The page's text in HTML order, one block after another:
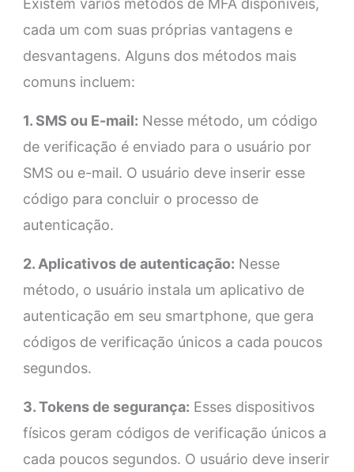
Existem vários métodos de MFA disponíveis,
cada um com suas próprias vantagens e
desvantagens. Alguns dos métodos mais
comuns incluem:
1. SMS ou E-mail: Nesse método, um código
de verificação é enviado para o usuário por
SMS ou e-mail. O usuário deve inserir esse
código para concluir o processo de
autenticação.
2. Aplicativos de autenticação: Nesse
método, o usuário instala um aplicativo de
autenticação em seu smartphone, que gera
códigos de verificação únicos a cada poucos
segundos.
3. Tokens de segurança: Esses dispositivos
físicos geram códigos de verificação únicos a
cada poucos segundos. O usuário deve inserir